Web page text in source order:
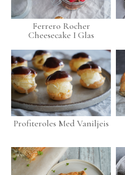
Ferrero Rocher
Cheesecake I Glas
Profiteroles Med Vaniljeis